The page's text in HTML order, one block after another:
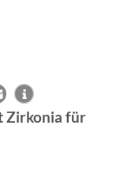
Zirkonia für